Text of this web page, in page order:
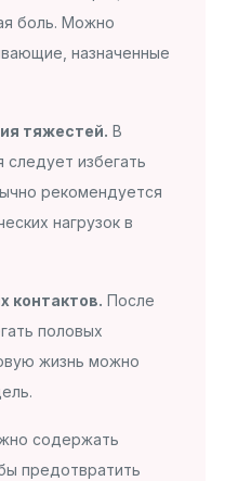
боль. Можно
назначенные
тяжестей. В
следует избегать
рекомендуется
нагрузок в
контактов. После
половых
жизнь можно
содержать
предотвратить